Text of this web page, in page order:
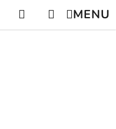
Hledat NÁKUPNÍ
KOŠÍK